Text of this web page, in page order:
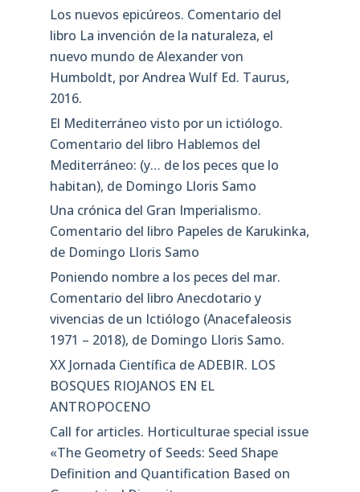
Los nuevos epicúreos. Comentario del
libro La invención de la naturaleza, el
nuevo mundo de Alexander von
Humboldt, por Andrea Wulf Ed. Taurus,
2016.
El Mediterráneo visto por un ictiólogo.
Comentario del libro Hablemos del
Mediterráneo: (y… de los peces que lo
habitan), de Domingo Lloris Samo
Una crónica del Gran Imperialismo.
Comentario del libro Papeles de Karukinka,
de Domingo Lloris Samo
Poniendo nombre a los peces del mar.
Comentario del libro Anecdotario y
vivencias de un Ictiólogo (Anacefaleosis
1971 – 2018), de Domingo Lloris Samo.
XX Jornada Científica de ADEBIR. LOS
BOSQUES RIOJANOS EN EL
ANTROPOCENO
Call for articles. Horticulturae special issue
«The Geometry of Seeds: Seed Shape
Definition and Quantification Based on